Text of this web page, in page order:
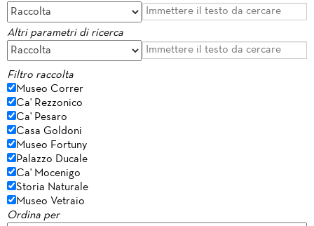
Altri parametri di ricerca
Filtro raccolta
Museo Correr
Ca' Rezzonico
Ca' Pesaro
Casa Goldoni
Museo Fortuny
Palazzo Ducale
Ca' Mocenigo
Storia Naturale
Museo Vetraio
Ordina per